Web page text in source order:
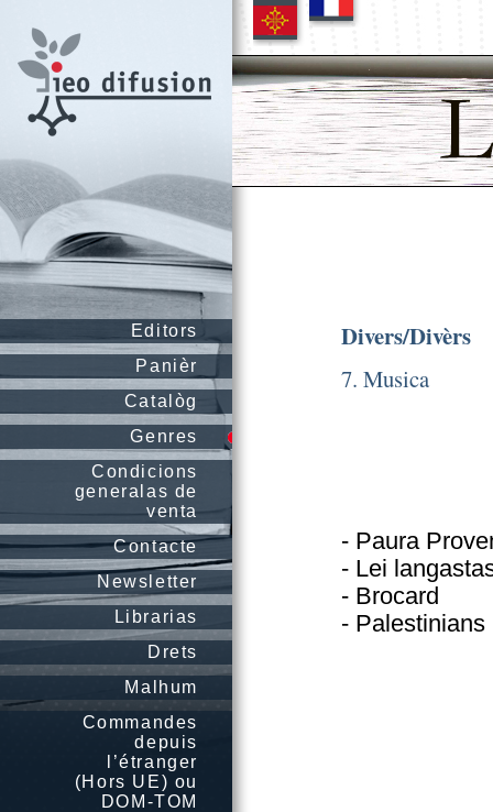
Editors
Panièr
Catalòg
Genres
Condicions
generalas de
venta
Contacte
Newsletter
Librarias
Drets
Malhum
Commandes
depuis
l’étranger
(Hors UE) ou
DOM-TOM
Divers/Divèrs
7. Musica
- Paura
- Lei
- Brocard
- Palestinians